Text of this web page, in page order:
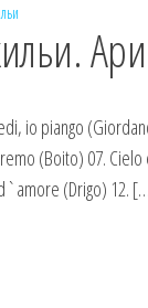
io piango
(Boito) 07.
(Drigo) 12.